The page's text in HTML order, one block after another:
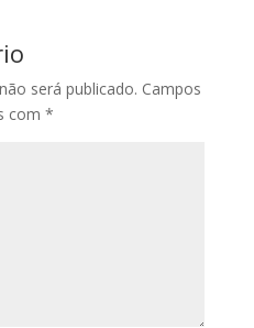
será publicado. Campos
com *